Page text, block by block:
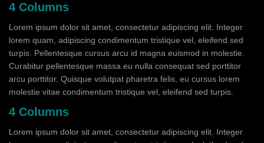
4 Columns
Lorem ipsum dolor sit amet, consectetur adipiscing elit. Integer
lorem quam, adipiscing condimentum tristique vel, eleifend sed
turpis. Pellentesque cursus arcu id magna euismod in molestie.
Curabitur pellentesque massa eu nulla consequat sed porttitor
arcu porttitor. Quisque volutpat pharetra felis, eu cursus lorem
molestie vitae condimentum tristique vel, eleifend sed turpis.
4 Columns
Lorem ipsum dolor sit amet, consectetur adipiscing elit. Integer